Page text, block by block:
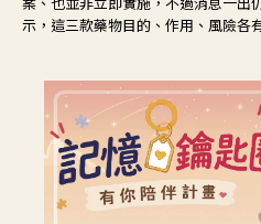
示，這三款藥物目的、作用、風險各